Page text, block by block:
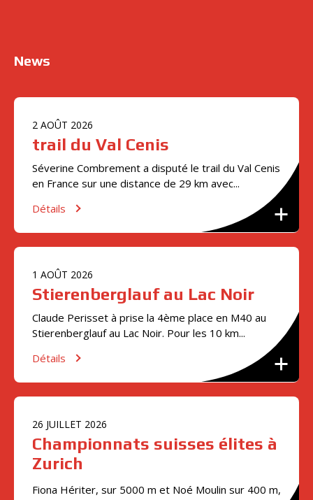
News
2 AOÛT 2026
trail du Val Cenis
Séverine Combrement a disputé le trail du Val Cenis
en France sur une distance de 29 km avec...
Détails
1 AOÛT 2026
Stierenberglauf au Lac Noir
Claude Perisset à prise la 4ème place en M40 au
Stierenberglauf au Lac Noir. Pour les 10 km...
Détails
26 JUILLET 2026
Championnats suisses élites à
Zurich
Fiona Hériter, sur 5000 m et Noé Moulin sur 400 m,